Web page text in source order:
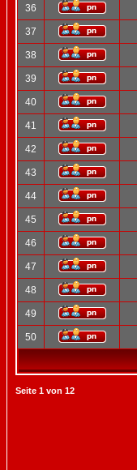
36
37
38
39
40
41
42
43
44
45
46
47
48
49
50
Seite 1 von 12